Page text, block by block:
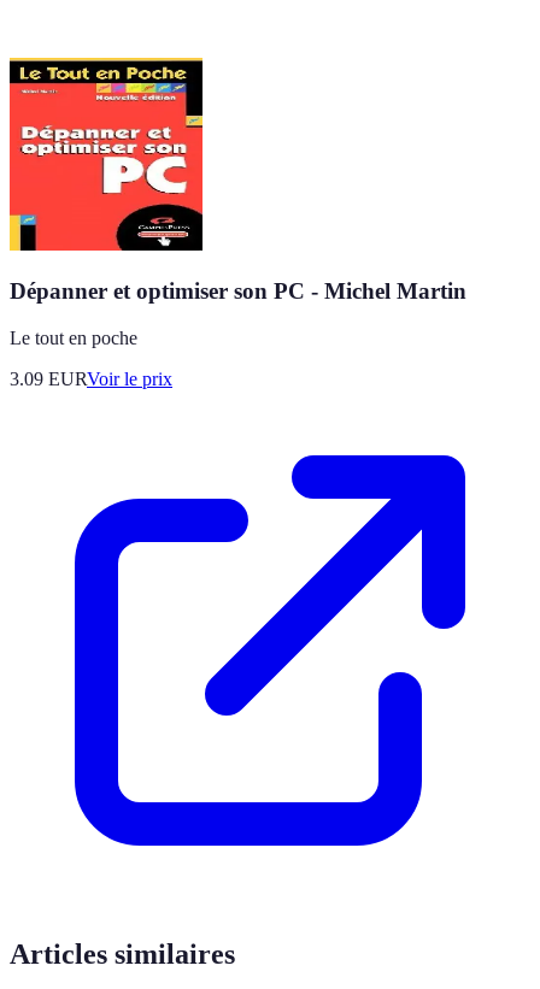
Dépanner et optimiser son PC - Michel Martin
Le tout en poche
3.09 EURVoir le prix
Articles similaires